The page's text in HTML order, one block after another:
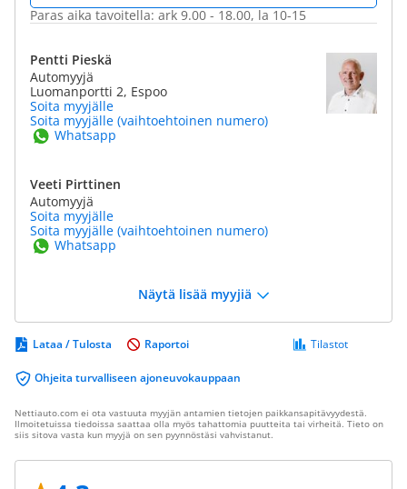
Paras aika tavoitella: ark 9.00 - 18.00, la 10-15
Pentti Pieskä
Automyyjä
Luomanportti 2, Espoo
Soita myyjälle
Soita myyjälle (vaihtoehtoinen numero)
Whatsapp
Veeti Pirttinen
Automyyjä
Soita myyjälle
Soita myyjälle (vaihtoehtoinen numero)
Whatsapp
Näytä lisää myyjiä
Lataa / Tulosta
Ohjeita turvalliseen ajoneuvokauppaan
Tilastot
Raportoi
Nettiauto.com ei ota vastuuta myyjän antamien tietojen paikkansapitävyydestä.
Ilmoitetuissa tiedoissa saattaa olla myös tahattomia puutteita tai virheitä. Tieto on
siis sitova vasta kun myyjä on sen pyynnöstäsi vahvistanut.